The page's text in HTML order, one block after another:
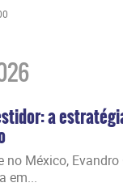
a
no México,
em...